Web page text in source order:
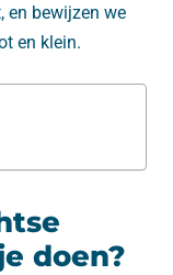
en bewijzen we
en klein.
doen?